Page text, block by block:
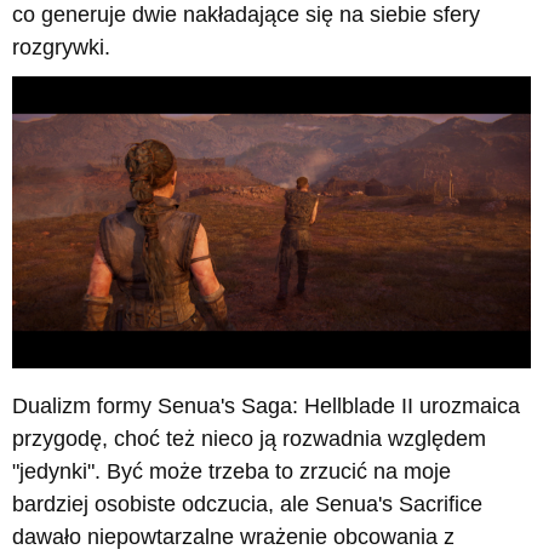
co generuje dwie nakładające się na siebie sfery
rozgrywki.
Dualizm formy Senua's Saga: Hellblade II urozmaica
przygodę, choć też nieco ją rozwadnia względem
"jedynki". Być może trzeba to zrzucić na moje
bardziej osobiste odczucia, ale Senua's Sacrifice
dawało niepowtarzalne wrażenie obcowania z